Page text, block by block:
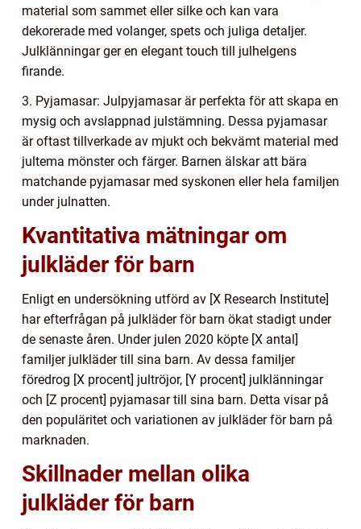
material som sammet eller silke och kan vara
dekorerade med volanger, spets och juliga detaljer.
Julklänningar ger en elegant touch till julhelgens
firande.
3. Pyjamasar: Julpyjamasar är perfekta för att skapa en
mysig och avslappnad julstämning. Dessa pyjamasar
är oftast tillverkade av mjukt och bekvämt material med
jultema mönster och färger. Barnen älskar att bära
matchande pyjamasar med syskonen eller hela familjen
under julnatten.
Kvantitativa mätningar om
julkläder för barn
Enligt en undersökning utförd av [X Research Institute]
har efterfrågan på julkläder för barn ökat stadigt under
de senaste åren. Under julen 2020 köpte [X antal]
familjer julkläder till sina barn. Av dessa familjer
föredrog [X procent] jultröjor, [Y procent] julklänningar
och [Z procent] pyjamasar till sina barn. Detta visar på
den populäritet och variationen av julkläder för barn på
marknaden.
Skillnader mellan olika
julkläder för barn